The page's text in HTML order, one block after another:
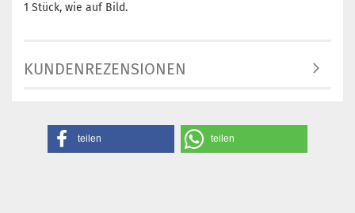
1 Stück, wie auf Bild.
KUNDENREZENSIONEN
teilen teilen